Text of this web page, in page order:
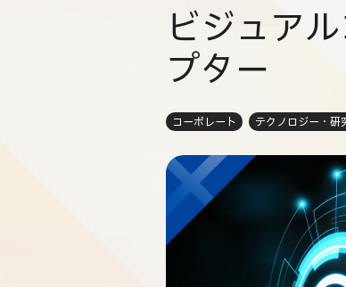
ビジュア
プター
コーポレート テクノロジー・研